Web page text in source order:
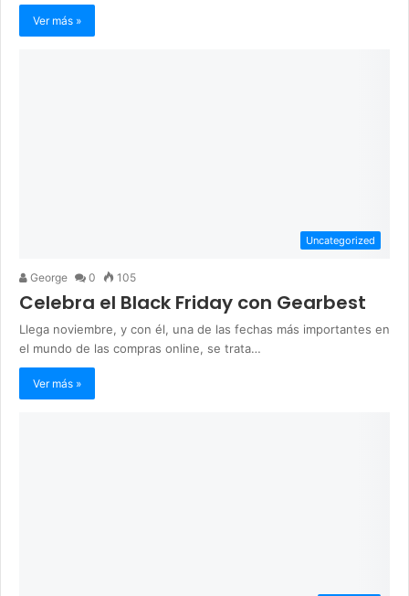
Ver más »
Uncategorized
George 0 105
Celebra el Black Friday con Gearbest
Llega noviembre, y con él, una de las fechas más importantes en
el mundo de las compras online, se trata…
Ver más »